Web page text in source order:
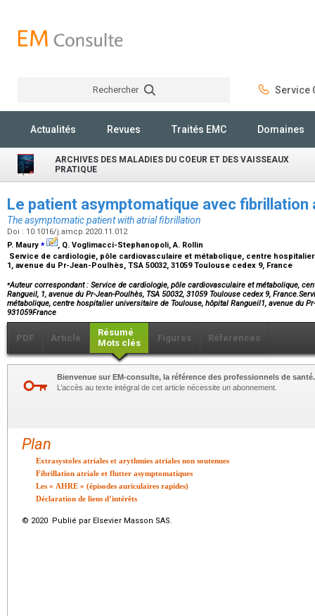
Rechercher Service
Actualités Revues Traités EMC Domaines
ARCHIVES DES MALADIES DU COEUR ET DES VAISSEAUX
PRATIQUE
Le patient asymptomatique avec
The asymptomatic patient with atrial fibrillation
Doi : 10.1016/j.amcp.2020.11.012
P. Maury ⁎
, Q. Voglimacci-Stephanopoli, A. Rollin
Service de cardiologie, pôle cardiovasculaire et métabolique, centre
1, avenue du Pr-Jean-Poulhès, TSA 50032, 31059 Toulouse cedex 9, France
⁎Auteur correspondant : Service de cardiologie, pôle cardiovasculaire et métabolique,
Rangueil, 1, avenue du Pr-Jean-Poulhès, TSA 50032, 31059 Toulouse cedex 9,
métabolique, centre hospitalier universitaire de Toulouse, hôpital Rangueil1, avenue du
931059France
PDF Article
Résumé
Mots clés
Figures Références
Bienvenue sur EM-consulte, la référence des professionnels de santé.
L’accès au texte intégral de cet article nécessite un abonnement.
Plan
Extrasystoles atriales et arythmies atriales non soutenues
Fibrillation atriale et flutter asymptomatiques
Les « AHRE » (épisodes auriculaires rapides)
Déclaration de liens d’intérêts
© 2020 Publié par Elsevier Masson SAS.